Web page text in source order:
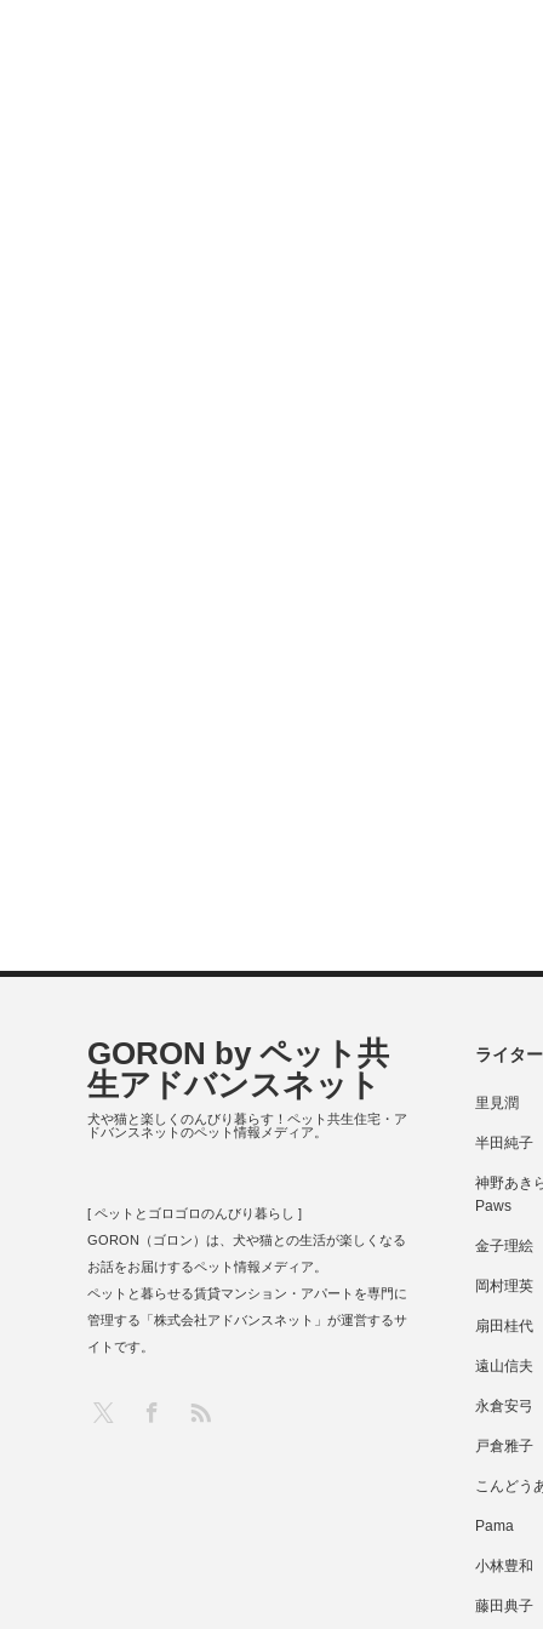
ライタ
里見潤
半田純子
神野あき
Paws
金子理絵
岡村理英
扇田桂代
遠山信夫
永倉安弓
戸倉雅子
こんどう
Pama
小林豊和
藤田典子
GORON by ペット共
生アドバンスネット
犬や猫と楽しくのんびり暮らす！ペット共生住宅・ア
ドバンスネットのペット情報メディア。
[ ペットとゴロゴロのんびり暮らし ]
GORON（ゴロン）は、犬や猫との生活が楽しくなる
お話をお届けするペット情報メディア。
ペットと暮らせる賃貸マンション・アパートを専門に
管理する「株式会社アドバンスネット」が運営するサ
イトです。
Facebook
RSS